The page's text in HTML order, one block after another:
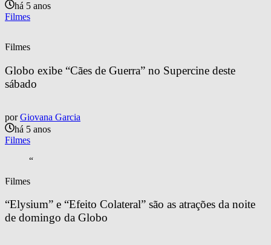
há 5 anos
Filmes
Filmes
Globo exibe “Cães de Guerra” no Supercine deste
sábado
por Giovana Garcia
há 5 anos
Filmes
“
Filmes
“Elysium” e “Efeito Colateral” são as atrações da noite
de domingo da Globo